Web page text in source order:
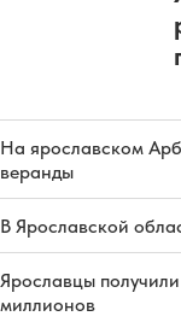
На ярославском
веранды
В Ярославской
Ярославцы
миллионов